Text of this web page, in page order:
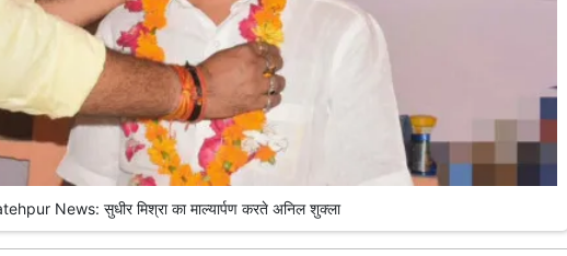
News: सुधीर मिश्रा का माल्यार्पण करते अनिल शुक्ला